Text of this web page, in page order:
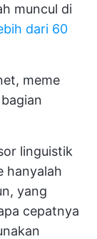
muncul di
dari 60
meme
linguistik
hanyalah
yang
cepatnya